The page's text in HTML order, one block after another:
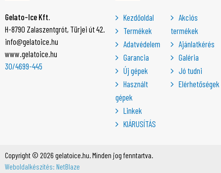
Gelato-Ice Kft.
H-8790 Zalaszentgrót, Türjei út 42.
info@gelatoice.hu
www.gelatoice.hu
30/4699-445
Kezdőoldal
Termékek
Adatvédelem
Garancia
Új gépek
Használt
gépek
Linkek
KIÁRUSÍTÁS
Akciós
termékek
Ajánlatkérés
Galéria
Jó tudni
Elérhetőségek
Copyright © 2026 gelatoice.hu. Minden jog fenntartva.
Weboldalkészítés: NetBlaze